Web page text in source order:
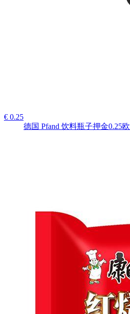
€ 0.25
德国 Pfand 饮料瓶子押金0.25欧